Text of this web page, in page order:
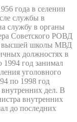
года в селении
службы в
службу в органы
Советского РОВД
высшей школы МВД
должностях в
год занимал
уголовного
по 1998 год
внутренних дел. В
внутренних
до последних